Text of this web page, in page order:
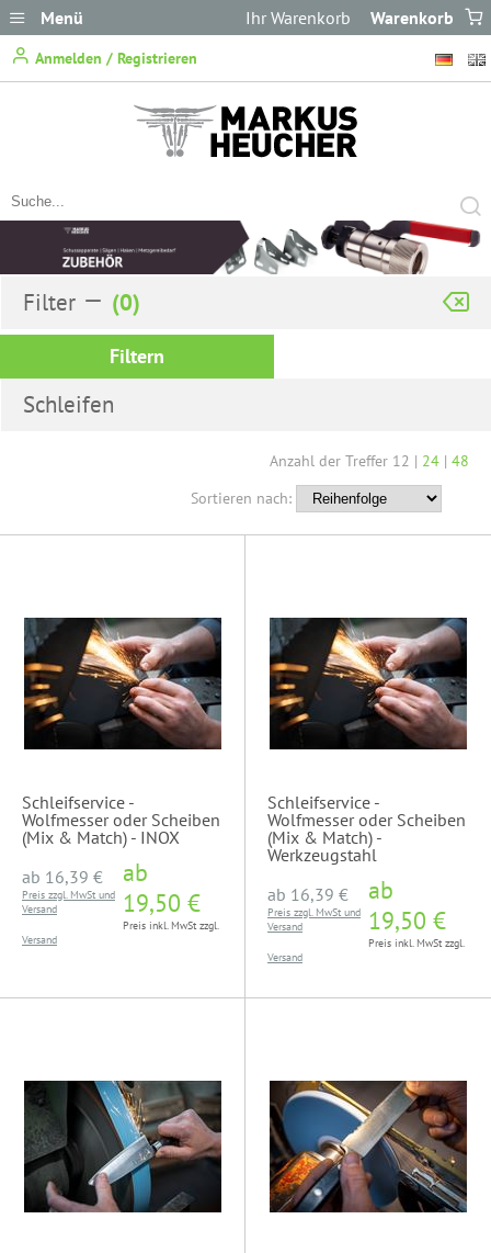
Menü
Anmelden / Registrieren
Warenkorb
Ihr Warenkorb
Filter
Filtern
Schleifen
Anzahl der Treffer 12 | 24 | 48
Sortieren nach:
Schleifservice -
Wolfmesser oder Scheiben
(Mix & Match) - INOX
ab 16,39 €
Preis zzgl. MwSt und
Versand
ab
19,50 €
Preis inkl. MwSt zzgl.
Versand
Schleifservice -
Wolfmesser oder Scheiben
(Mix & Match) -
Werkzeugstahl
ab 16,39 €
Preis zzgl. MwSt und
Versand
ab
19,50 €
Preis inkl. MwSt zzgl.
Versand